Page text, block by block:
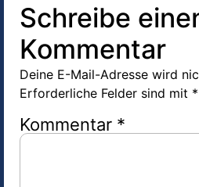
Schreibe
Kommentar
Deine E-Mail-Adresse wird
Erforderliche Felder sind mit *
Kommentar *